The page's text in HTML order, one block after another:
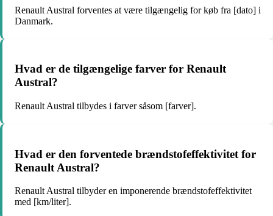
Renault Austral forventes at være tilgængelig for køb fra [dato] i
Danmark.
Hvad er de tilgængelige farver for Renault
Austral?
Renault Austral tilbydes i farver såsom [farver].
Hvad er den forventede brændstofeffektivitet for
Renault Austral?
Renault Austral tilbyder en imponerende brændstofeffektivitet
med [km/liter].